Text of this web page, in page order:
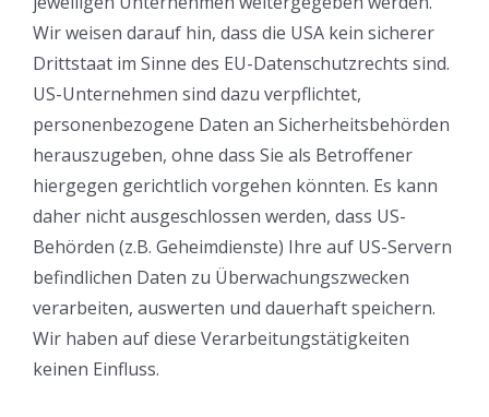
Wir weisen darauf hin, dass die USA kein sicherer
Drittstaat im Sinne des EU-Datenschutzrechts sind.
US-Unternehmen sind dazu verpflichtet,
personenbezogene Daten an Sicherheitsbehörden
herauszugeben, ohne dass Sie als Betroffener
hiergegen gerichtlich vorgehen könnten. Es kann
daher nicht ausgeschlossen werden, dass US-
Behörden (z.B. Geheimdienste) Ihre auf US-Servern
befindlichen Daten zu Überwachungszwecken
verarbeiten, auswerten und dauerhaft speichern.
Wir haben auf diese Verarbeitungstätigkeiten
keinen Einfluss.